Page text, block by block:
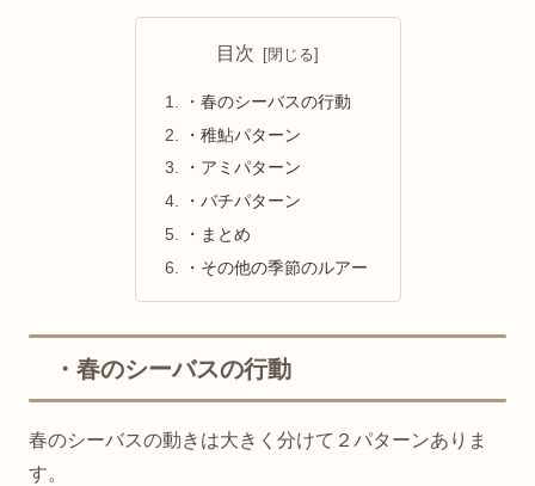
目次
・春のシーバスの行動
・稚鮎パターン
・アミパターン
・バチパターン
・まとめ
・その他の季節のルアー
・春のシーバスの行動
春のシーバスの動きは大きく分けて２パターンありま
す。